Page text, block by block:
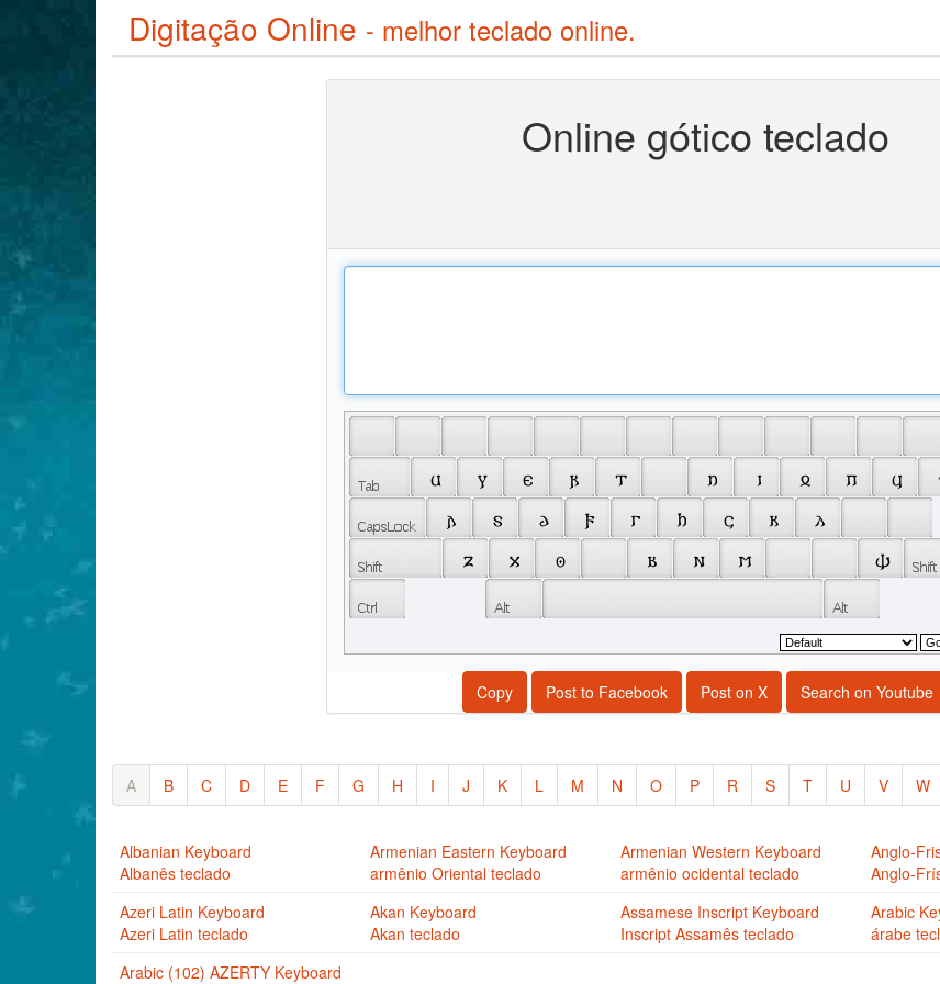
Digitação Online - melhor teclado online.
Online gótico teclado
𐌵 𐍅 𐌴 𐍂 𐍄 𐌿 𐌹 𐍉 𐍀 𐍁
𐌰
𐍃 𐌳 𐍆 𐌲 𐌷 𐌾 𐌺
𐌻
𐌶
𐍇 𐍈 𐌱 𐌽 𐌼 𐌸
Copy Post to Facebook Post on X Search on Youtube
A B C D E F G H I J K L M N O P R S T U V W
Albanian Keyboard
Albanês teclado
Armenian Eastern Keyboard
armênio Oriental teclado
Armenian Western Keyboard
armênio ocidental teclado
Anglo-
Anglo-
Azeri Latin Keyboard
Azeri Latin teclado
Akan Keyboard
Akan teclado
Assamese Inscript Keyboard
Inscript Assamês teclado
Arabic
árabe
Arabic (102) AZERTY Keyboard